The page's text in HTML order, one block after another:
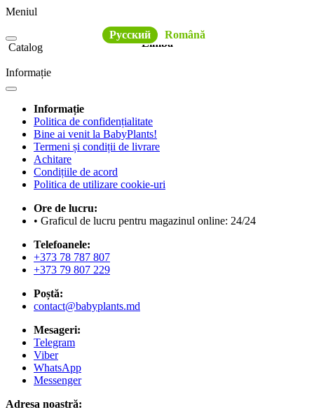
Meniul
Limba
Русский
Română
Catalog
Informație
Informație
Politica de confidențialitate
Bine ai venit la BabyPlants!
Termeni și condiții de livrare
Achitare
Condițiile de acord
Politica de utilizare cookie-uri
Ore de lucru:
• Graficul de lucru pentru magazinul online: 24/24
Telefoanele:
+373 78 787 807
+373 79 807 229
Poștă:
contact@babyplants.md
Mesageri:
Telegram
Viber
WhatsApp
Messenger
Adresa noastră: